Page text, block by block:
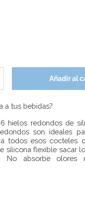
la cantidadAñadir al
a tus bebidas?
hielos redondos de
son ideales
todos esos cocteles
silicona flexible sacar
No absorbe olores